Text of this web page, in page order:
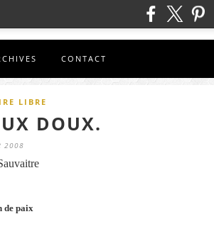
CONTACT
LIBRE
DOUX.
2008
de paix